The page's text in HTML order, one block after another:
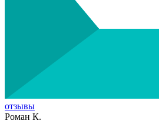
отзывы
Роман К.